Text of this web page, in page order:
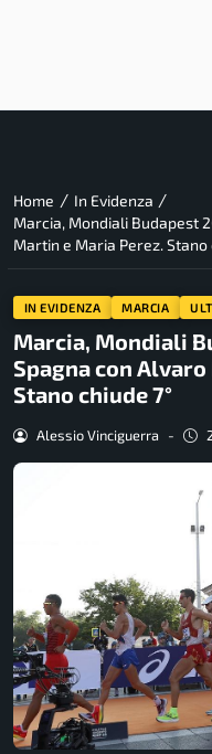
Home / In Evidenza /
Marcia, Mondiali Budapest
Martin e Maria Perez. Stano
IN EVIDENZA MARCIA
Marcia, Mondiali
Spagna con
Stano chiude 7°
Alessio Vinciguerra -